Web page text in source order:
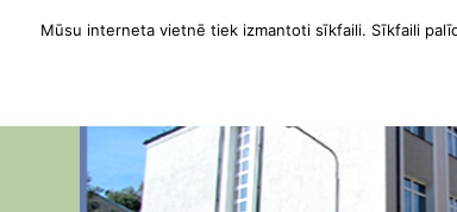
Mūsu interneta vietnē tiek izmantoti sīkfaili. Sīkfaili